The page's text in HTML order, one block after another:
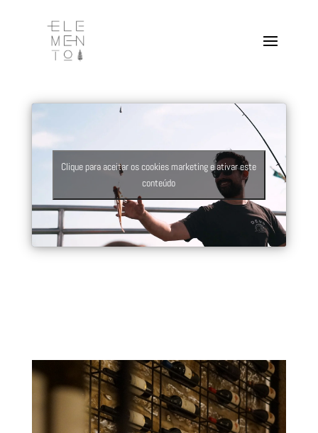
Clique para aceitar os cookies marketing e ativar este
conteúdo